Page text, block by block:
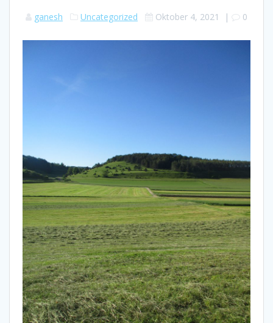
ganesh Uncategorized Oktober 4, 2021 | 0